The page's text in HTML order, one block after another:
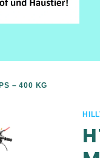
– 400 KG